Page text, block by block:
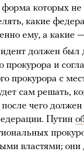
которых не
какие
ему, а какие
должен был
прокурора и
прокурора с
сам решать,
чего
Путин
властями;